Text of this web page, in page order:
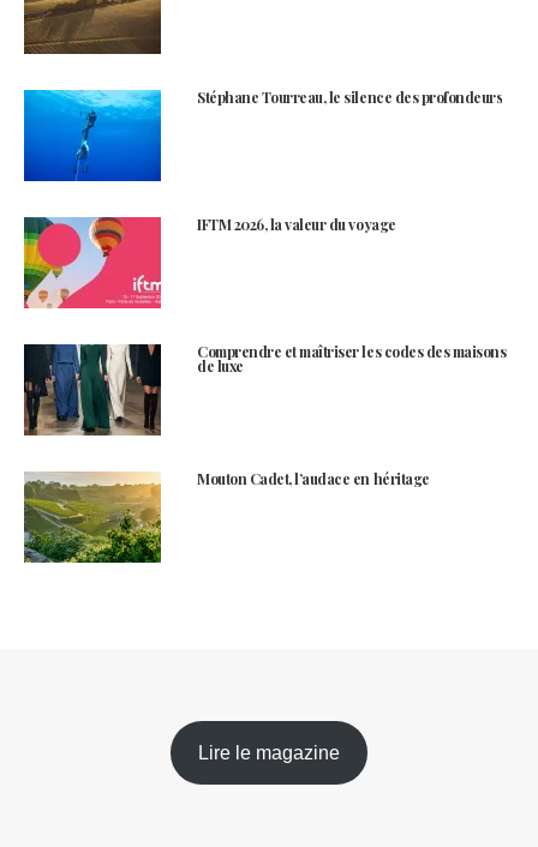
Stéphane Tourreau, le silence des profondeurs
IFTM 2026, la valeur du voyage
Comprendre et maîtriser les codes des maisons
de luxe
Mouton Cadet, l’audace en héritage
Lire le magazine